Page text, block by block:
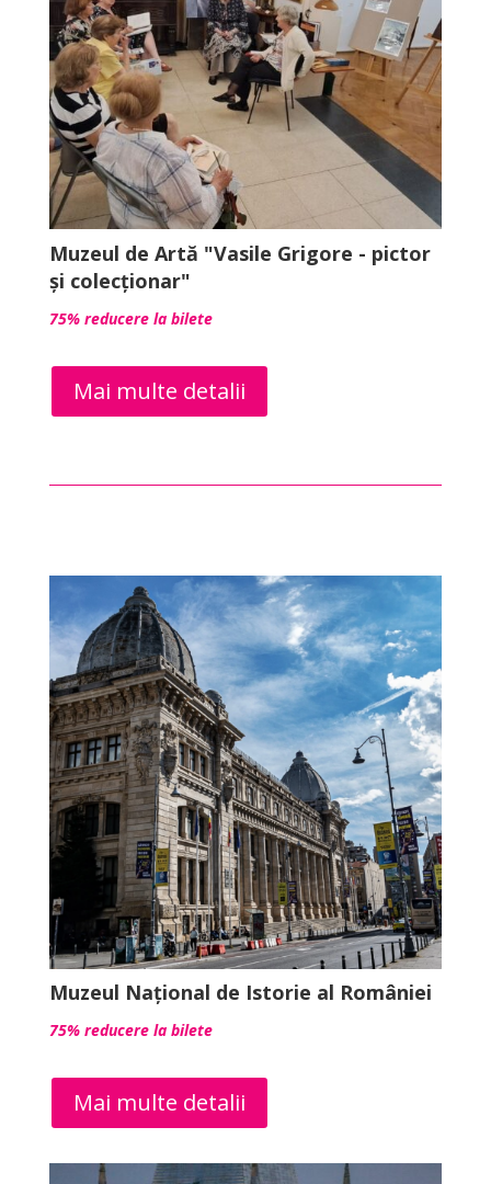
Muzeul de Artă "Vasile Grigore - pictor
și colecționar"
75% reducere la bilete
Mai multe detalii
Muzeul Național de Istorie al României
75% reducere la bilete
Mai multe detalii